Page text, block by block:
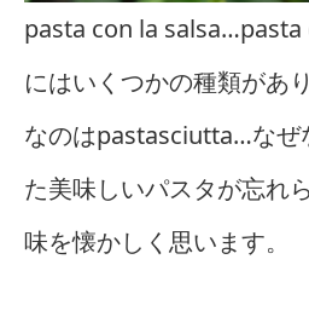
pasta con la
にはいくつかの種類があ
なのはpastasciutta…なぜ
た美味しいパスタが忘れ
味を懐かしく思います。